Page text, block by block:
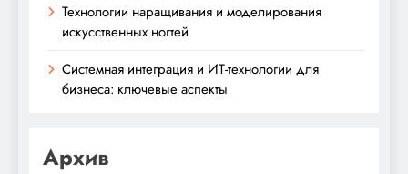
Технологии наращивания и моделирования
искусственных ногтей
Системная интеграция и ИТ-технологии для
бизнеса: ключевые аспекты
Архив